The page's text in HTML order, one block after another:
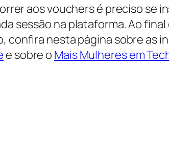
aos vouchers é preciso se
sessão na plataforma. Ao
confira nesta página sobre as
e sobre o Mais Mulheres em